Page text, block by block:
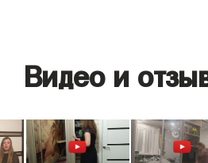
Видео и